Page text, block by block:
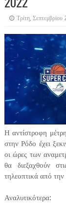
Τρίτη,
Η αντίστροφη
στην Ρόδο έχει
οι ώρες των
θα διεξαχθούν
τηλεοπτικά από
Αναλυτικότερα: